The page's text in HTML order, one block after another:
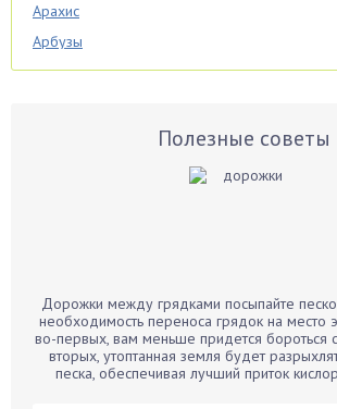
Арахис
Арбузы
Аспарагус
Бархатцы
Бегония
Белые грибы
Полезные советы
Дорожки между грядками посыпайте
необходимость переноса грядок на место
во-первых, вам меньше придется бороться
вторых, утоптанная земля будет
песка, обеспечивая лучший приток